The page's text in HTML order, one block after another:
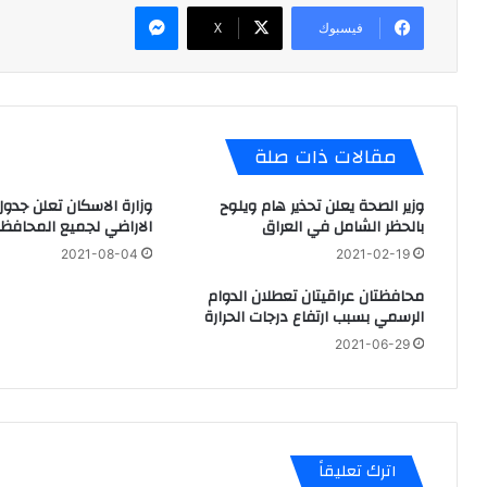
فيسبوك X
ماسنجر
مقالات ذات صلة
وزير الصحة يعلن تحذير هام ويلوح
بالحظر الشامل في العراق
2021-02-19
وزارة الاسكان تعلن
الاراضي لجميع
2021-08-04
محافظتان عراقيتان تعطلان الدوام
الرسمي بسبب ارتفاع درجات الحرارة
2021-06-29
اترك تعليقاً